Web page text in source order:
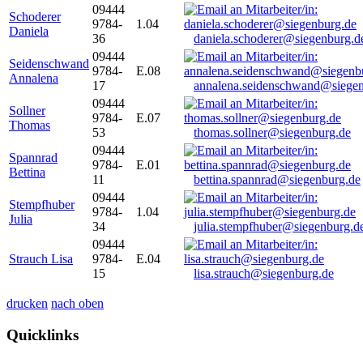
Schoderer
Daniela
09444
9784-
36
1.04
Seidenschwand
Annalena
09444
9784-
17
E.08
Sollner
Thomas
09444
9784-
53
E.07
thomas.sollner@siegenburg.de
Spannrad
Bettina
09444
9784-
11
E.01
bettina.spannrad@siegenburg.de
Stempfhuber
Julia
09444
9784-
34
1.04
Strauch Lisa
09444
9784-
15
E.04
lisa.strauch@siegenburg.de
drucken nach oben
Quicklinks